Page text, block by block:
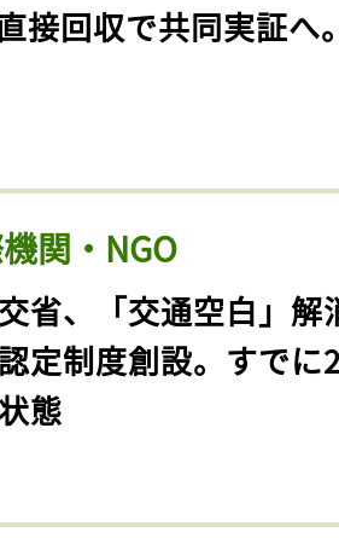
接回収で共同実証へ
関・NGO
交省、「交通空白」解
定制度創設。すでに
態